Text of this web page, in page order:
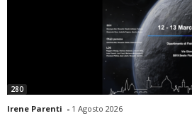
280
Irene Parenti - 1 Agosto 2026